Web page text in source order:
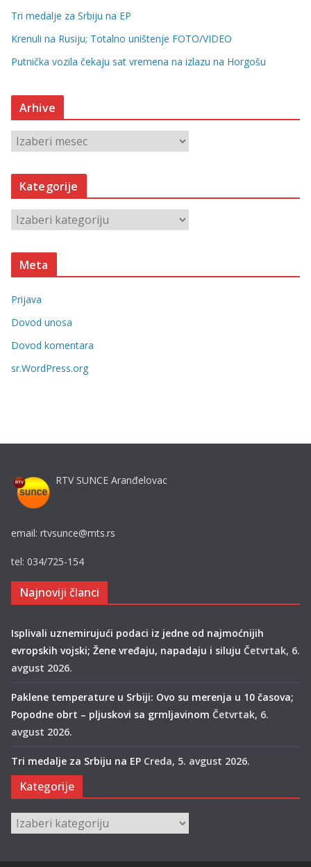
Tri medalje za Srbiju na EP
Krenuli na Rusiju; Totalno uništenje FOTO/VIDEO
Putnička vozila čekaju sat vremena na izlazu na Horgošu
Arhive
r
h
v
Kategorije
a
t
o
r
e
Meta
Prijava
Dovod unosa
Dovod komentara
sr.WordPress.org
RTV SUNCE Aranđelovac
email: rtvsunce@mts.rs
tel: 034/725-154
Najnoviji članci
Isplivali uznemirujući podaci iz jedne od najmoćnijih
evropskih vojski; Žene vređaju, napadaju i siluju Četvrtak, 6.
avgust 2026.
Paklene temperature u Srbiji: Ovo su merenja u 10 časova;
Popodne obrt – pljuskovi sa grmljavinom Četvrtak, 6.
avgust 2026.
Tri medalje za Srbiju na EP Creda, 5. avgust 2026.
Kategorije
Kategorije